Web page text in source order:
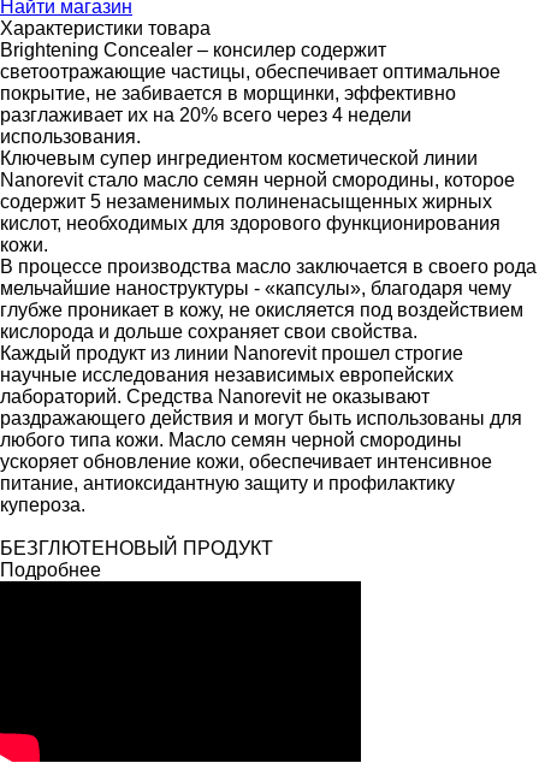
Найти магазин
Характеристики товара
Brightening Concealer – консилер содержит
светоотражающие частицы, обеспечивает оптимальное
покрытие, не забивается в морщинки, эффективно
разглаживает их на 20% всего через 4 недели
использования.
Ключевым супер ингредиентом косметической линии
Nanorevit стало масло семян черной смородины, которое
содержит 5 незаменимых полиненасыщенных жирных
кислот, необходимых для здорового функционирования
кожи.
В процессе производства масло заключается в своего рода
мельчайшие наноструктуры - «капсулы», благодаря чему
глубже проникает в кожу, не окисляется под воздействием
кислорода и дольше сохраняет свои свойства.
Каждый продукт из линии Nanorevit прошел строгие
научные исследования независимых европейских
лабораторий. Средства Nanorevit не оказывают
раздражающего действия и могут быть использованы для
любого типа кожи. Масло семян черной смородины
ускоряет обновление кожи, обеспечивает интенсивное
питание, антиоксидантную защиту и профилактику
купероза.
БЕЗГЛЮТЕНОВЫЙ ПРОДУКТ
Подробнее